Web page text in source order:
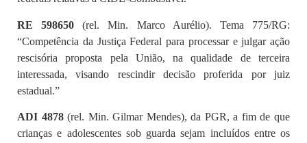
RE 598650 (rel. Min. Marco Aurélio). Tema 775/RG:
“Competência da Justiça Federal para processar e julgar ação
rescisória proposta pela União, na qualidade de terceira
interessada, visando rescindir decisão proferida por juiz
estadual.”
ADI 4878(rel. Min. Gilmar Mendes), da PGR, a fim de que
crianças e adolescentes sob guarda sejam incluídos entre os